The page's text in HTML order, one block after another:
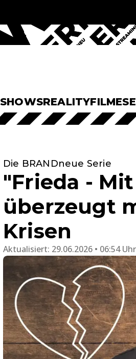
SHOWSREALITYFILME
Die BRANDneue Serie
"Frieda -
überzeugt
Krisen
Aktualisiert: 29.06.2026 • 06:54 Uhr